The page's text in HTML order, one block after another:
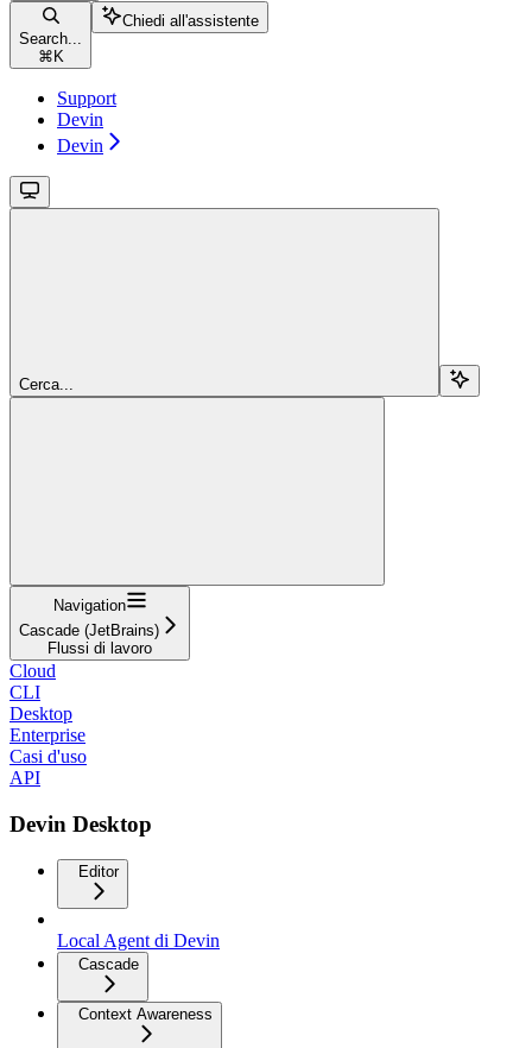
Search...
⌘ K
Chiedi all'assistente
Support
Devin
Devin
Cerca...
Navigation
Cascade (JetBrains)
Flussi di lavoro
Cloud
CLI
Desktop
Enterprise
Casi d'uso
API
Devin Desktop
Editor
Local Agent di Devin
Cascade
Context Awareness